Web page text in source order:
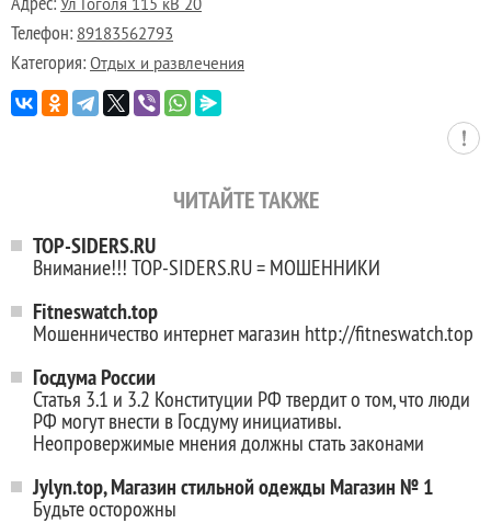
Ул Гоголя 115 кВ 20
Телефон: 89183562793
Категория: Отдых и развлечения
ЧИТАЙТЕ ТАКЖЕ
TOP-SIDERS.RU
Внимание!!! TOP-SIDERS.RU = МОШЕННИКИ
Fitneswatch.top
Мошенничество интернет магазин http://fitneswatch.top
Госдума России
Статья 3.1 и 3.2 Конституции РФ твердит о том, что люди
РФ могут внести в Госдуму инициативы.
Неопровержимые мнения должны стать законами
Jylyn.top, Магазин стильной одежды Магазин № 1
Будьте осторожны